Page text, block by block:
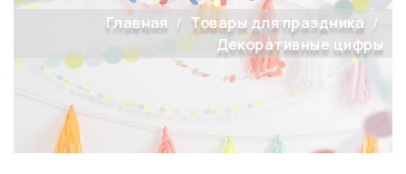
Главная
Товары для праздника
Декоративные цифры